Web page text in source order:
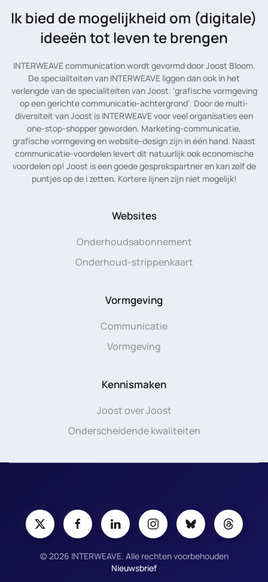
Ik bied de mogelijkheid om (digitale)
ideeën tot leven te brengen
INTERWEAVE communication wordt gevormd door Joost Bloom.
De specialiteiten van INTERWEAVE liggen dan ook in het
verlengde van de specialiteiten van Joost: 'grafische vormgeving
op een gerichte communicatie-achtergrond'. Door de multi-
diversiteit van Joost is INTERWEAVE voor veel organisaties een
one-stop-shopper geworden. Marketing-communicatie,
grafische vormgeving en website-design zijn in één hand. Naast
communicatie-voordelen levert dit natuurlijk ook economische
voordelen op! Joost is een goede gesprekspartner en kan zelf de
puntjes op de i zetten. Kortere lijnen zijn niet mogelijk!
Websites
Onderhoudsabonnement
Onderhoud-strippenkaart
Vormgeving
Communicatie
Vormgeving
Kennismaken
Joost over Joost
Onderscheidende kwaliteiten
©2026 INTERWEAVE. Alle rechten voorbehouden
Nieuwsbrief